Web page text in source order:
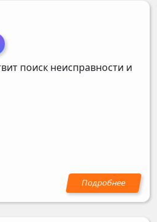
поиск неисправности и